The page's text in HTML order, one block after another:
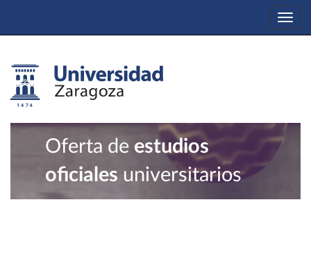
Oferta de estudios
oficiales universitarios